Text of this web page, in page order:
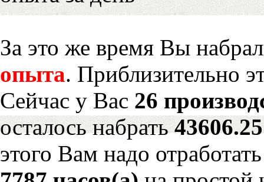
За это же время Вы
опыта. Приблизительно
Сейчас у Вас 26
осталось набрать
этого Вам надо отработать